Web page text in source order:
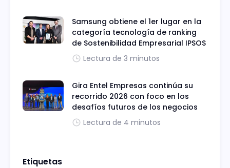
Samsung obtiene el 1er lugar en la
categoría tecnología de ranking
de Sostenibilidad Empresarial IPSOS
Lectura de 3 minutos
Gira Entel Empresas continúa su
recorrido 2026 con foco en los
desafíos futuros de los negocios
Lectura de 4 minutos
Etiquetas